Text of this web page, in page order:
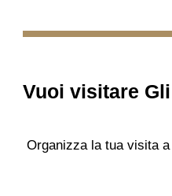
Vuoi visitare
Organizza la tua visita